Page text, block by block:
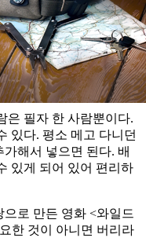
은 필자 한 사람뿐이다.
있다. 평소 메고 다니던
해서 넣으면 된다. 배
있게 되어 있어 편리하
로 만든 영화 <와일드
한 것이 아니면 버리라